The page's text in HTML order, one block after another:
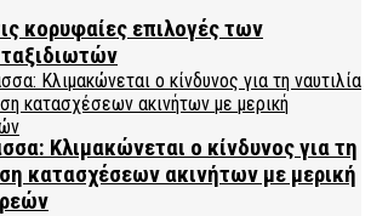
Κλιμακώνεται ο κίνδυνος για τη
κορυφαίες επιλογές των
κατασχέσεων ακινήτων με μερική